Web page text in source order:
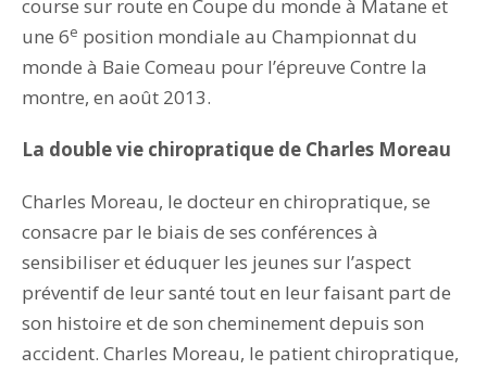
course sur route en Coupe du monde à Matane et
une 6e position mondiale au Championnat du
monde à Baie Comeau pour l’épreuve Contre la
montre, en août 2013.
La double vie chiropratique de Charles Moreau
Charles Moreau, le docteur en chiropratique, se
consacre par le biais de ses conférences à
sensibiliser et éduquer les jeunes sur l’aspect
préventif de leur santé tout en leur faisant part de
son histoire et de son cheminement depuis son
accident. Charles Moreau, le patient chiropratique,